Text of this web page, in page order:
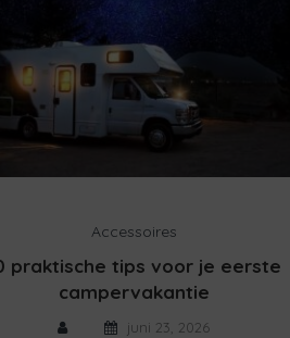
Accessoires
praktische tips voor je eerste
campervakantie
juni 23, 2026